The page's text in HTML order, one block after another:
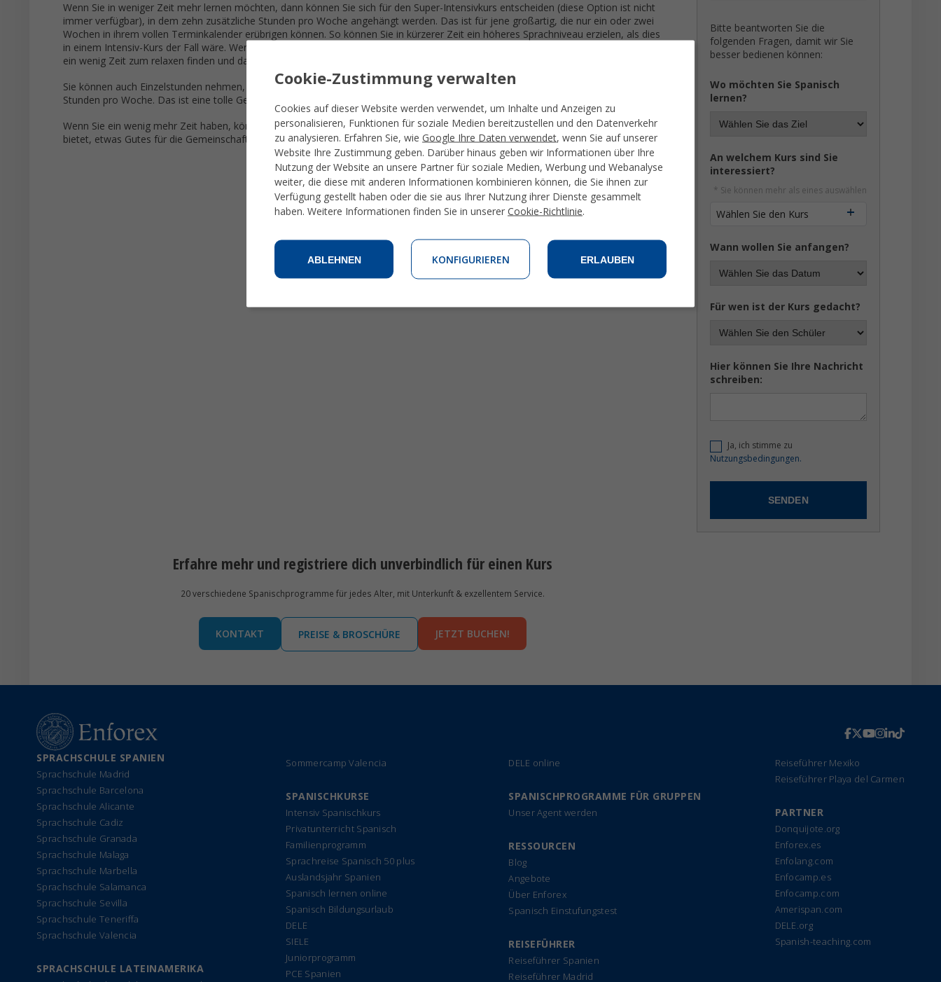
Wenn Sie in weniger Zeit mehr lernen möchten, dann können Sie sich für den Super-Intensivkurs entscheiden (diese Option ist nicht
immer verfügbar), in dem zehn zusätzliche Stunden pro Woche angehängt werden. Das ist für jene großartig, die nur ein oder zwei
Wochen in ihrem vollen Terminkalender erübrigen können. So können Sie in kürzerer Zeit ein höheres Sprachniveau erzielen, als dies
in einem Intensiv-Kurs der Fall wäre. Wenn Sie finden, dass Sie so nicht viel Zeit für Ausflüge hätten – keine Sorge, sie werden immer
ein wenig Zeit zum relaxen finden und daher Ihr Urlaubsfeeling genießen.
Sie können auch Einzelstunden nehmen, wenn das Lernen in der Gruppe nicht Ihr Fall ist. Der Standard-Einzelkurs bietet Ihnen 20
Stunden pro Woche. Das ist eine tolle Gelegenheit für One-to-One Unterricht auf eindrucksvollem Niveau.
Wenn Sie ein wenig mehr Zeit haben, können Sie alternativ dazu das Freiwilligen-Programm ausprobieren, das Ihnen die Möglichkeit
bietet, etwas Gutes für die Gemeinschaft zu tun.
Bitte beantworten Sie die
folgenden Fragen, damit wir Sie
besser bedienen können:
Wo möchten Sie Spanisch
lernen?
An welchem Kurs sind Sie
interessiert?
* Sie können mehr als eines auswählen
Wählen Sie den Kurs
Wann wollen Sie anfangen?
Für wen ist der Kurs gedacht?
Hier können Sie Ihre Nachricht
schreiben:
Ja, ich stimme zu
Nutzungsbedingungen.
Erfahre mehr und registriere dich unverbindlich für einen Kurs
20 verschiedene Spanischprogramme für jedes Alter, mit Unterkunft & exzellentem Service.
KONTAKT PREISE & BROSCHÜRE JETZT BUCHEN!
SPRACHSCHULE SPANIEN
Sprachschule Madrid
Sprachschule Barcelona
Sprachschule Alicante
Sprachschule Cadiz
Sprachschule Granada
Sprachschule Malaga
Sprachschule Marbella
Sprachschule Salamanca
Sprachschule Sevilla
Sprachschule Teneriffa
Sprachschule Valencia
SPRACHSCHULE LATEINAMERIKA
Sommercamp Valencia
SPANISCHKURSE
Intensiv Spanischkurs
Privatunterricht Spanisch
Familienprogramm
Sprachreise Spanisch 50 plus
Auslandsjahr Spanien
Spanisch lernen online
Spanisch Bildungsurlaub
DELE
SIELE
Juniorprogramm
PCE Spanien
DELE online
SPANISCHPROGRAMME FÜR GRUPPEN
Unser Agent werden
RESSOURCEN
Blog
Angebote
Über Enforex
Spanisch Einstufungstest
REISEFÜHRER
Reiseführer Spanien
Reiseführer Madrid
Reiseführer Mexiko
Reiseführer Playa del Carmen
PARTNER
Donquijote.org
Enforex.es
Enfolang.com
Enfocamp.es
Enfocamp.com
Amerispan.com
DELE.org
Spanish-teaching.com
Cookie-Zustimmung verwalten
Cookies auf dieser Website werden verwendet, um Inhalte und Anzeigen zu
personalisieren, Funktionen für soziale Medien bereitzustellen und den Datenverkehr
zu analysieren. Erfahren Sie, wie Google Ihre Daten verwendet, wenn Sie auf unserer
Website Ihre Zustimmung geben. Darüber hinaus geben wir Informationen über Ihre
Nutzung der Website an unsere Partner für soziale Medien, Werbung und Webanalyse
weiter, die diese mit anderen Informationen kombinieren können, die Sie ihnen zur
Verfügung gestellt haben oder die sie aus Ihrer Nutzung ihrer Dienste gesammelt
haben. Weitere Informationen finden Sie in unserer Cookie-Richtlinie.
ABLEHNEN KONFIGURIEREN ERLAUBEN